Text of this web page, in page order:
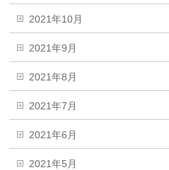
2021年10月
2021年9月
2021年8月
2021年7月
2021年6月
2021年5月